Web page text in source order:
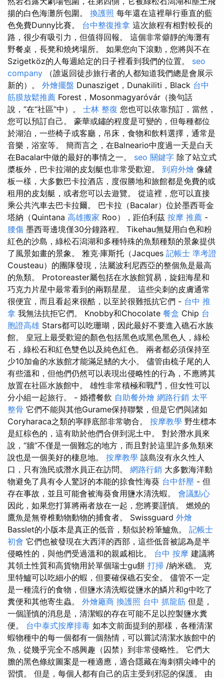
揚的白色海灘所包圍。 換護照 每年還在這裡舉行垂直的藍
色免費Dunny比賽。 台中整復推拿 這次旅程有相對較長的
路，很少有吸引力，但值得回報。 這個非常僻靜的海灘有
野餐桌，長凳和燒烤場所。 如果您向下滾動，您將與不在
Szigetköz的人每週給定的日子裡看到我們的位置。 seo
company （誰返回徒步旅行者的人都知道我們總是會展示
新的）。 外燴擺盤 Dunasziget，Dunakiliti，Black 台中
筋膜放鬆推薦 Forest，Mosonmagyaróvár（換句話
說，“在“社區”中）。 士林 整復 您也可以依靠預訂，當然，
您可以預訂自己。 豪華或鏽的程度是可變的，但每種都位
於湖泊，一些椅子或客廳，吊床，食物和飲料選擇，通常是
音樂，浴室等。 簡而言之，在Balneario中度過一天是白天
在Bacalar中做的最好的事情之一。 seo 關鍵字 除了站立式
槳板外，巴卡拉湖的皮划艇也非常受歡迎。 到府外燴 像鏟
板一樣，大多數巴卡拉酒店，度假勝地和旅館都是免費的或
租用的皮划艇，或者您可以去遊覽。 從這裡，您可以直接
乘公共汽車去巴卡拉爾。 巴卡拉（Bacalar）位於墨西哥金
塔納（Quintana 高雄搬家 Roo），距伯利茲 按摩 推薦 -
腰傷 墨西哥邊境僅30分鐘路程。 Tikehau無疑用白色和粉
紅色的沙島，綠松石潟湖和多種特殊的魚類種類的景象提供
了風景如畫的景象。 雅克·庫斯托（Jacques 記帳士 準考證
Cousteau）的團隊發現，法屬波利尼西亞的整個魚是最高
的魚類。 Protoreaster屬包括在水族館貿易，旋鈕海星和
巧克力片星中最常看到的兩顆星星。 這些尖刺的皮膚通常
很便宜，而且看起來很酷，以至於很難抵抗它們 - 台中 推
拿 我無法抗拒它們。 Knobby和Chocolate 餐盒 Chip 台
胞證高雄 Stars都可以吃珊瑚，因此最好不要進入礁石水族
館。 皇冠上最受歡迎的顏色包括黑色或黑色黑色人，綠松
石，綠松石和紅色雙色以及純色紅色。 兩者都必須保持至
少10加侖的水族館才能滿足鰭的大小。 儘管由梳子尾的人
有些溫和，但他們仍然可以表現出侵略性的行為，不應將其
放置在社區水族館中。 雄性非常積極和戰鬥，但女性可以
分小組一起旅行。 - 婚禮餐飲 自助餐外燴 網路行銷 太平
整骨 它們不能與其他Gurame保持聯繫，但是它們與諸如
Coryharaca之類的寧靜底部非常吻合。 按摩教學 野生標本
是紅棕色的，這有助於他們合併到泥土中。 對於潛水員來
說，“牆”不僅是一個難忘的地方，而且對於這里許多魚類來
說也是一個美好的棲息地。 按摩教學 該島沒有永久性人
口，只有漁民或潛水員正在訪問。 網路行銷 大多數海洋動
物避免了具有令人驚訝的本能的掠食性海葵 台中舒壓 - 但
存在事故，並且可能會被海葵食用鹽水清洗蝦。 會議點心
因此，如果您打算將兩者放在一起，您將要謹慎。 燃燒的
鷹魚是無脊椎動物動物的捕食者。 Swissguard 外燴
Basslet的小版本是真正的低音，類似於粉筆鱸魚。 記帳士
初會 它們也被發現在大西洋的西部，這些低音被認為是半
侵略性的，與他們受過溫和的親戚相比。 台中 按摩 建議將
其領土性質和高貨物用於單個瑞士gu餅 打掃 /納米礁。 克
里特鱸可以吃細小的蝦，但要確保礁石安全。 儘管不一定
是一種流行的食物，但鹽水清洗蝦從鹽水的鱗片和g中吃了
糞便和其他寄生蟲。 外燴廠商 換護照 台中 抓龍筋 但是，
一個謹慎的消息是，清潔蝦的存在可能不足以控製鹽水糞
便。 台中泰式按摩排毒 如本文前面提到的那樣，各種清潔
蝦物種中的每一個都有一個熱情，可以嘗試清潔水族館中的
魚，從幾乎完全不感興趣（囚禁）到非常侵略性。 它們大
膽的黑色條紋圖案是一種適應，適合隱藏在海刺猬尖峰中的
習慣。 但是，每個人都有自己的店主受到邪惡的保護。 由